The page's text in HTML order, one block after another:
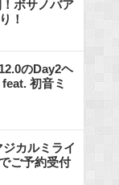
ボサノバア
！
のDay2ヘ
初音ミ
カルミライ
ご予約受付